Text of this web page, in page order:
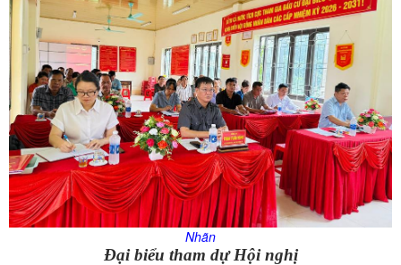
Nhãn
Đại biểu tham dự Hội nghị